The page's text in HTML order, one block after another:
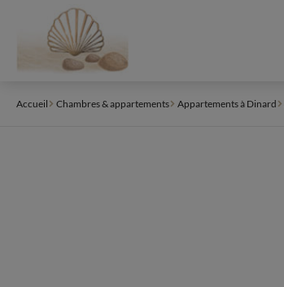
Accueil Chambres & appartements Appartements à Dinard
Panneau de gestion des cookies